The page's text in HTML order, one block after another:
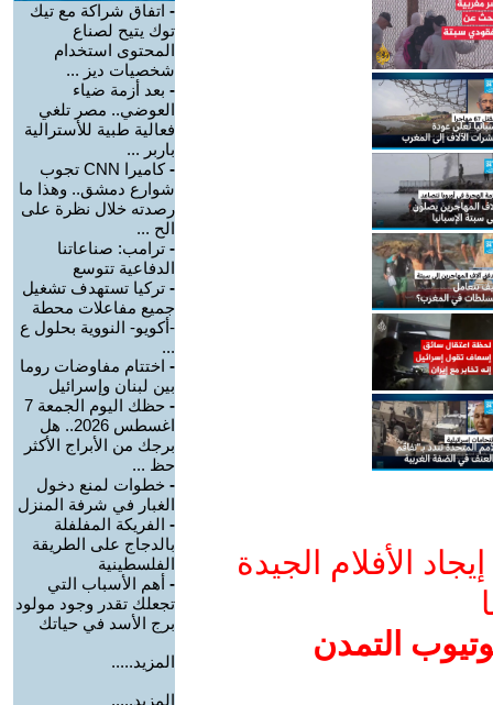
الأفلام الجيدة
التمدن
- اتفاق شراكة مع تيك
توك يتيح لصناع
المحتوى استخدام
شخصيات ديز ...
- بعد أزمة ضياء
العوضي.. مصر تلغي
فعالية طبية للأسترالية
باربر ...
-
كاميرا CNN تجوب
شوارع دمشق.. وهذا ما
رصدته خلال نظرة على
الح ...
- ترامب: صناعاتنا
الدفاعية تتوسع
- تركيا تستهدف تشغيل
جميع مفاعلات محطة
-أكويو- النووية بحلول ع
...
- اختتام مفاوضات روما
بين لبنان وإسرائيل
-
حظك اليوم الجمعة 7
اغسطس 2026.. هل
برجك من الأبراج الأكثر
حظ ...
- خطوات لمنع دخول
الغبار في شرفة المنزل
- الفريكة المفلفلة
بالدجاج على الطريقة
الفلسطينية
- أهم الأسباب التي
تجعلك تقدر وجود مولود
برج الأسد في حياتك
المزيد.....
المزيد.....